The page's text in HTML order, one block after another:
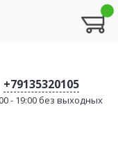
+79135320105
- 19:00 без выходных